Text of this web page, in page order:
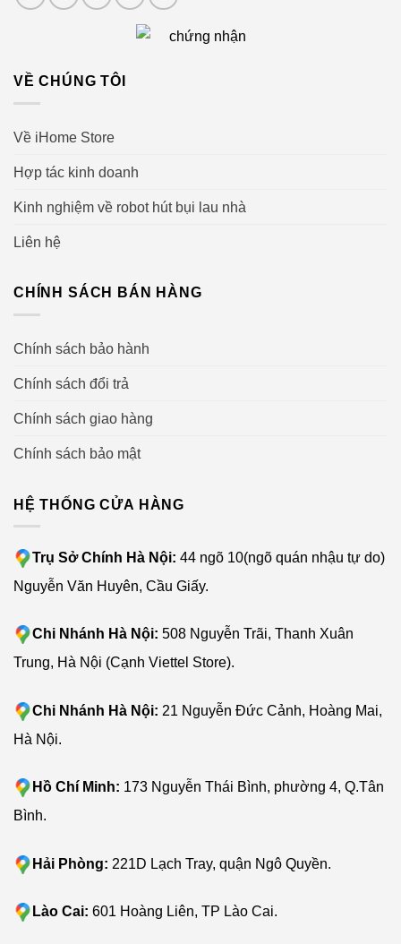
VỀ CHÚNG TÔI
Về iHome Store
Hợp tác kinh doanh
Kinh nghiệm về robot hút bụi lau nhà
Liên hệ
CHÍNH SÁCH BÁN HÀNG
Chính sách bảo hành
Chính sách đổi trả
Chính sách giao hàng
Chính sách bảo mật
HỆ THỐNG CỬA HÀNG
Trụ Sở Chính Hà Nội: 44 ngõ 10(ngõ quán nhậu tự do)
Nguyễn Văn Huyên, Cầu Giấy.
Chi Nhánh Hà Nội: 508 Nguyễn Trãi, Thanh Xuân
Trung, Hà Nội (Cạnh Viettel Store).
Chi Nhánh Hà Nội: 21 Nguyễn Đức Cảnh, Hoàng Mai,
Hà Nội.
Hồ Chí Minh: 173 Nguyễn Thái Bình, phường 4, Q.Tân
Bình.
Hải Phòng: 221D Lạch Tray, quận Ngô Quyền.
Lào Cai: 601 Hoàng Liên, TP Lào Cai.